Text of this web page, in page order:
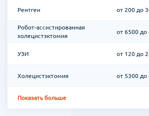
Рентген от 200 до
Робот-ассистированная
холецистэктомия
от 6500 до
УЗИ от 120 до
Холецистэктомия от 5300 до
Показать больше